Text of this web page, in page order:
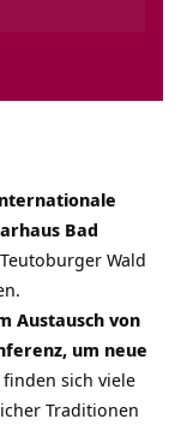
Bad
Wald
Austausch von
um neue
finden sich viele
Traditionen